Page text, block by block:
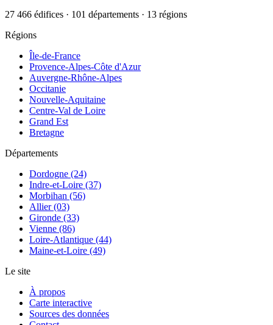
27 466 édifices · 101 départements · 13 régions
Régions
Île-de-France
Provence-Alpes-Côte d'Azur
Auvergne-Rhône-Alpes
Occitanie
Nouvelle-Aquitaine
Centre-Val de Loire
Grand Est
Bretagne
Départements
Dordogne (24)
Indre-et-Loire (37)
Morbihan (56)
Allier (03)
Gironde (33)
Vienne (86)
Loire-Atlantique (44)
Maine-et-Loire (49)
Le site
À propos
Carte interactive
Sources des données